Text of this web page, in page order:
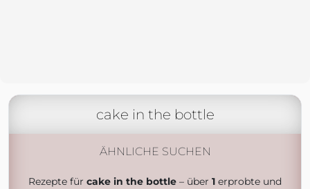
cake in the bottle
ÄHNLICHE SUCHEN
Rezepte für cake in the bottle – über 1 erprobte und